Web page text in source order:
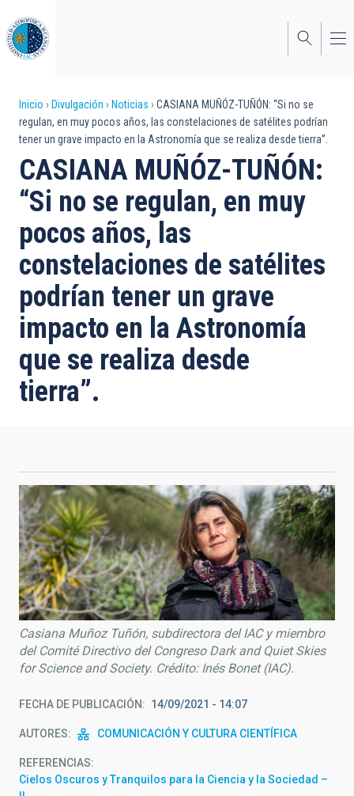
al
contenido
principal
Sobrescribir
enlaces
de
ayuda
a
la
navegación
Inicio Divulgación Noticias
CASIANA MUÑÓZ-TUÑÓN: “Si no se
regulan, en muy pocos años, las constelaciones de satélites podrían
tener un grave impacto en la Astronomía que se realiza desde tierra”.
CASIANA MUÑÓZ-TUÑÓN:
“Si no se regulan, en muy
pocos años, las
constelaciones de satélites
podrían tener un grave
impacto en la Astronomía
que se realiza desde
tierra”.
Casiana Muñoz Tuñón, subdirectora del IAC y miembro
del Comité Directivo del Congreso Dark and Quiet Skies
for Science and Society. Crédito: Inés Bonet (IAC).
FECHA DE PUBLICACIÓN 14/09/2021 - 14:07
AUTORES COMUNICACIÓN Y CULTURA CIENTÍFICA
REFERENCIAS
Cielos Oscuros y Tranquilos para la Ciencia y la Sociedad –